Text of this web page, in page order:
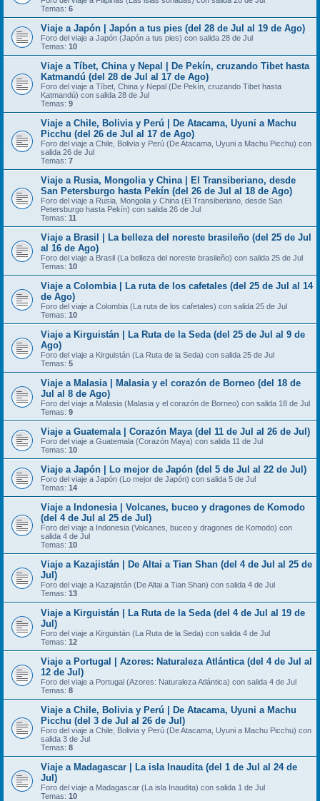
Temas: 6
Viaje a Japón | Japón a tus pies (del 28 de Jul al 19 de Ago)
Foro del viaje a Japón (Japón a tus pies) con salida 28 de Jul
Temas: 10
Viaje a Tíbet, China y Nepal | De Pekín, cruzando Tibet hasta
Katmandú (del 28 de Jul al 17 de Ago)
Foro del viaje a Tíbet, China y Nepal (De Pekín, cruzando Tibet hasta
Katmandú) con salida 28 de Jul
Temas: 9
Viaje a Chile, Bolivia y Perú | De Atacama, Uyuni a Machu
Picchu (del 26 de Jul al 17 de Ago)
Foro del viaje a Chile, Bolivia y Perú (De Atacama, Uyuni a Machu Picchu) con
salida 26 de Jul
Temas: 7
Viaje a Rusia, Mongolia y China | El Transiberiano, desde
San Petersburgo hasta Pekín (del 26 de Jul al 18 de Ago)
Foro del viaje a Rusia, Mongolia y China (El Transiberiano, desde San
Petersburgo hasta Pekín) con salida 26 de Jul
Temas: 11
Viaje a Brasil | La belleza del noreste brasileño (del 25 de Jul
al 16 de Ago)
Foro del viaje a Brasil (La belleza del noreste brasileño) con salida 25 de Jul
Temas: 10
Viaje a Colombia | La ruta de los cafetales (del 25 de Jul al 14
de Ago)
Foro del viaje a Colombia (La ruta de los cafetales) con salida 25 de Jul
Temas: 10
Viaje a Kirguistán | La Ruta de la Seda (del 25 de Jul al 9 de
Ago)
Foro del viaje a Kirguistán (La Ruta de la Seda) con salida 25 de Jul
Temas: 5
Viaje a Malasia | Malasia y el corazón de Borneo (del 18 de
Jul al 8 de Ago)
Foro del viaje a Malasia (Malasia y el corazón de Borneo) con salida 18 de Jul
Temas: 9
Viaje a Guatemala | Corazón Maya (del 11 de Jul al 26 de Jul)
Foro del viaje a Guatemala (Corazón Maya) con salida 11 de Jul
Temas: 10
Viaje a Japón | Lo mejor de Japón (del 5 de Jul al 22 de Jul)
Foro del viaje a Japón (Lo mejor de Japón) con salida 5 de Jul
Temas: 14
Viaje a Indonesia | Volcanes, buceo y dragones de Komodo
(del 4 de Jul al 25 de Jul)
Foro del viaje a Indonesia (Volcanes, buceo y dragones de Komodo) con
salida 4 de Jul
Temas: 10
Viaje a Kazajistán | De Altai a Tian Shan (del 4 de Jul al 25 de
Jul)
Foro del viaje a Kazajistán (De Altai a Tian Shan) con salida 4 de Jul
Temas: 13
Viaje a Kirguistán | La Ruta de la Seda (del 4 de Jul al 19 de
Jul)
Foro del viaje a Kirguistán (La Ruta de la Seda) con salida 4 de Jul
Temas: 12
Viaje a Portugal | Azores: Naturaleza Atlántica (del 4 de Jul al
12 de Jul)
Foro del viaje a Portugal (Azores: Naturaleza Atlántica) con salida 4 de Jul
Temas: 8
Viaje a Chile, Bolivia y Perú | De Atacama, Uyuni a Machu
Picchu (del 3 de Jul al 26 de Jul)
Foro del viaje a Chile, Bolivia y Perú (De Atacama, Uyuni a Machu Picchu) con
salida 3 de Jul
Temas: 8
Viaje a Madagascar | La isla Inaudita (del 1 de Jul al 24 de
Jul)
Foro del viaje a Madagascar (La isla Inaudita) con salida 1 de Jul
Temas: 10